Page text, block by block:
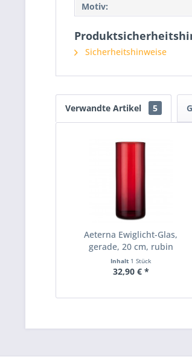
Motiv:
Sicherheitshinweise
Verwandte Artikel 5
Aeterna Ewiglicht-Glas,
gerade, 20 cm, rubin
Inhalt 1 Stück
32,90 € *